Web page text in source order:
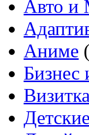
Авто и
Аниме
Визитка
Детские